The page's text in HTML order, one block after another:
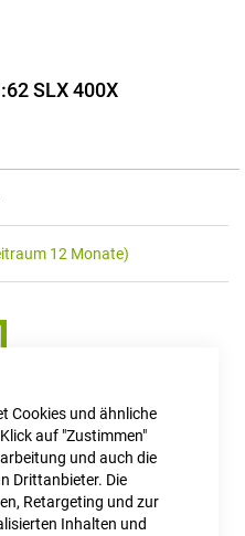
Cookies und ähnliche
auf "Zustimmen"
und auch die
Drittanbieter. Die
Retargeting und zur
Inhalten und
SLX 400X
12 Monate)